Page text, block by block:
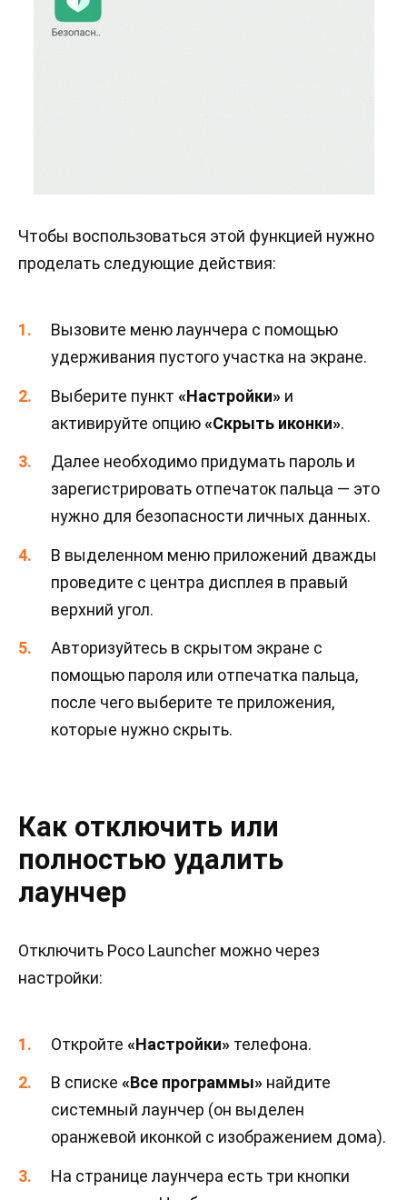
Чтобы воспользоваться этой функцией нужно
проделать следующие действия:
Вызовите меню лаунчера с помощью
удерживания пустого участка на экране.
Выберите пункт «Настройки» и
активируйте опцию«Скрыть иконки».
Далее необходимо придумать пароль и
зарегистрировать отпечаток пальца — это
нужно для безопасности личных данных.
В выделенном меню приложений дважды
проведите с центра дисплея в правый
верхний угол.
Авторизуйтесь в скрытом экране с
помощью пароля или отпечатка пальца,
после чего выберите те приложения,
которые нужно скрыть.
Как отключить или
полностью удалить
лаунчер
Отключить Poco Launcher можно через
настройки:
Откройте «Настройки» телефона.
В списке «Все программы» найдите
системный лаунчер (он выделен
оранжевой иконкой с изображением дома).
На странице лаунчера есть три кнопки